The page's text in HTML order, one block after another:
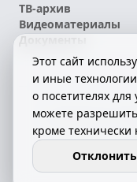
ТВ-архив
Видеоматериалы
Документы
© 2026 АО
СДЕЛАНО С
Этот сайт
и иные
о посетителях
можете
кроме
Отклонить